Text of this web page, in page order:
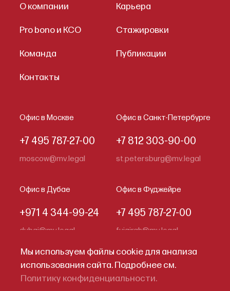
О компании Карьера
Pro bono и КСО Стажировки
Команда Публикации
Контакты
Офис в Москве
+7 495 787-27-00
moscow@mv.legal
Офис в Санкт-Петербурге
+7 812 303-90-00
st.petersburg@mv.legal
Офис в Дубае
+971 4 344-99-24
dubai@mv.legal
Офис в Фуджейре
+7 495 787-27-00
fujairah@mv.legal
Кодекс делового поведения
Мы используем файлы cookie для анализа
использования сайта. Подробнее см.
Политику конфиденциальности.